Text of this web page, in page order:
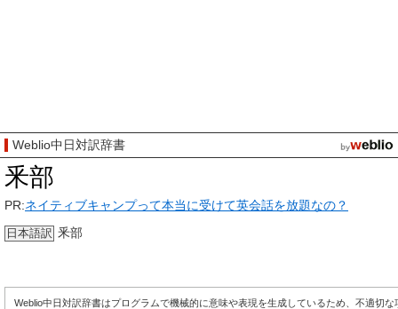
Weblio中日対訳辞書
釆部
PR:ネイティブキャンプって本当に受けて英会話を放題なの？
日本語訳 釆部
Weblio中日対訳辞書はプログラムで機械的に意味や表現を生成しているため、不適切な